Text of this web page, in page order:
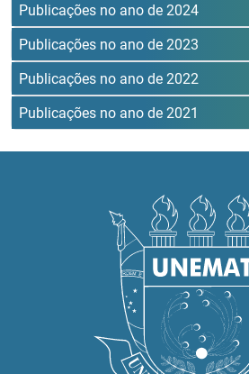
Publicações no ano de 2024
Publicações no ano de 2023
Publicações no ano de 2022
Publicações no ano de 2021